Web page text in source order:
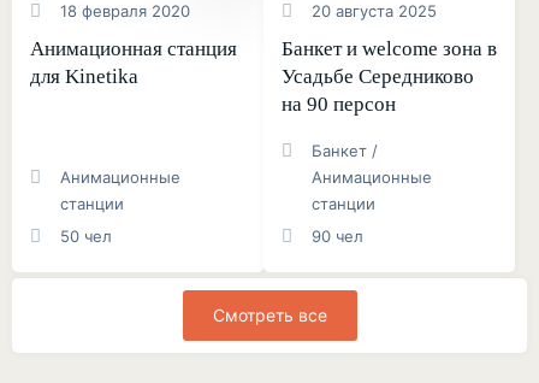
18 февраля 2020
Анимационная станция
для Kinetika
Анимационные
станции
50 чел
20 августа 2025
Банкет и welcome зона в
Усадьбе Середниково
на 90 персон
Банкет /
Анимационные
станции
90 чел
Смотреть все